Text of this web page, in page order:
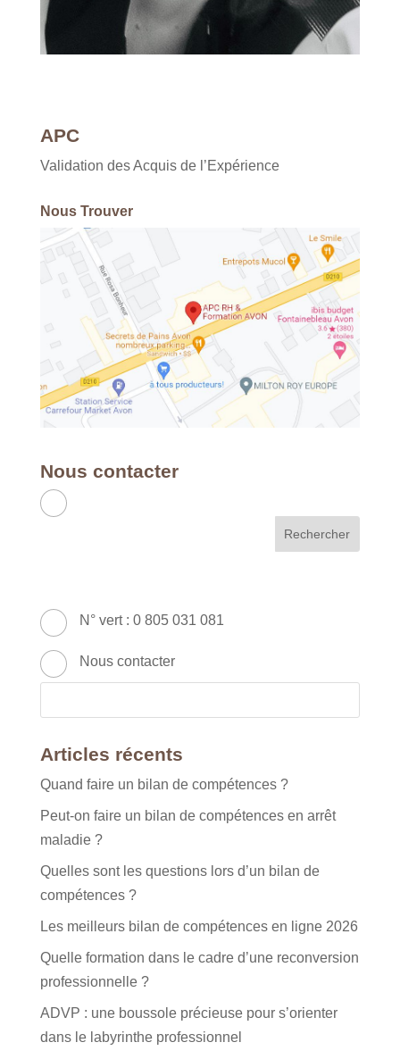
APC
Validation des Acquis de l’Expérience
Nous Trouver
Nous contacter
49 Avenue Franklin Roosevelt - 77210
N° vert : 0 805 031 081
Nous contacter
Articles récents
Quand faire un bilan de compétences ?
Peut-on faire un bilan de compétences en arrêt
maladie ?
Quelles sont les questions lors d’un bilan de
compétences ?
Les meilleurs bilan de compétences en ligne 2026
Quelle formation dans le cadre d’une reconversion
professionnelle ?
ADVP : une boussole précieuse pour s’orienter
dans le labyrinthe professionnel